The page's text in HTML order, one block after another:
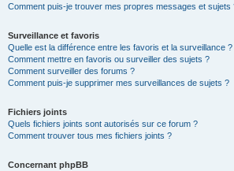
Comment puis-je trouver mes propres messages et sujets
Surveillance et favoris
Quelle est la différence entre les favoris et la surveillance ?
Comment mettre en favoris ou surveiller des sujets ?
Comment surveiller des forums ?
Comment puis-je supprimer mes surveillances de sujets ?
Fichiers joints
Quels fichiers joints sont autorisés sur ce forum ?
Comment trouver tous mes fichiers joints ?
Concernant phpBB